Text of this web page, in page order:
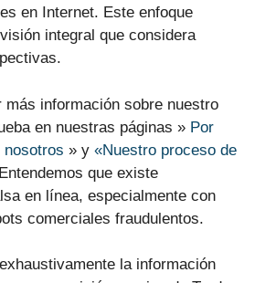
en Internet. Este enfoque
integral que considera
más información sobre nuestro
en nuestras páginas » Por
nosotros » y «Nuestro proceso de
que existe
en línea, especialmente con
comerciales fraudulentos.
la información